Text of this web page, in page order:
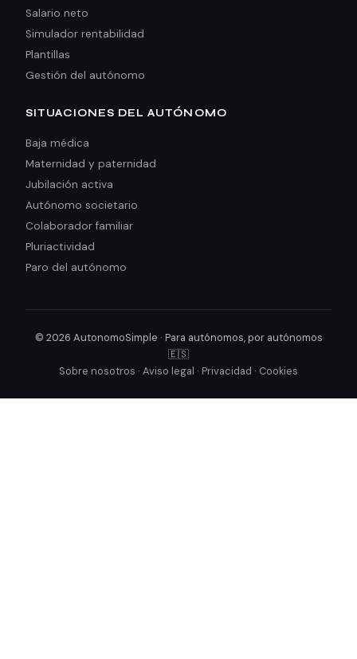
Salario neto
Simulador rentabilidad
Plantillas
Gestión del autónomo
SITUACIONES DEL AUTÓNOMO
Baja médica
Maternidad y paternidad
Jubilación activa
Autónomo societario
Colaborador familiar
Pluriactividad
Paro del autónomo
© 2026 AutonomoSimple · Para autónomos, por autónomos
🇪🇸
Sobre nosotros · Aviso legal · Privacidad · Cookies